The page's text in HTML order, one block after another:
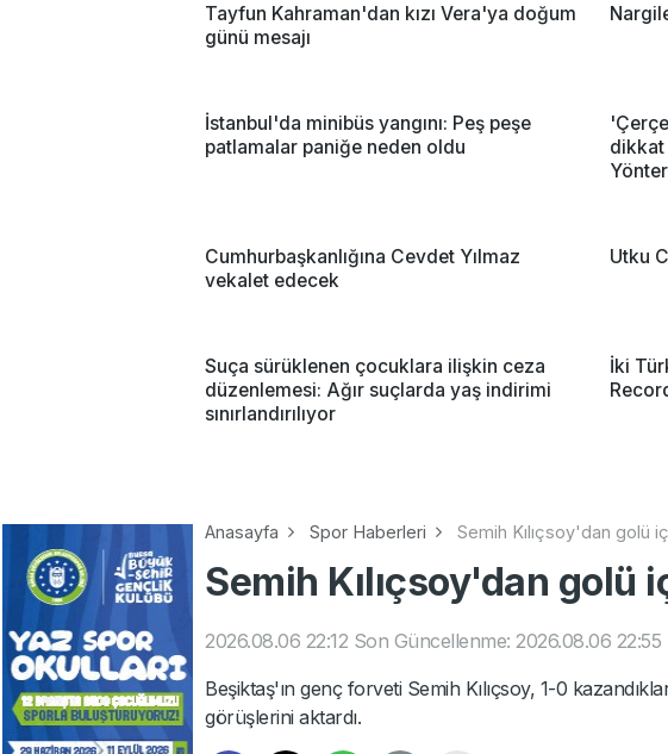
Tayfun Kahraman'dan kızı Vera'ya doğum
günü mesajı
İstanbul'da minibüs yangını: Peş peşe
patlamalar paniğe neden oldu
dikkat
Cumhurbaşkanlığına Cevdet Yılmaz
vekalet edecek
Utku
Suça sürüklenen çocuklara ilişkin ceza
düzenlemesi: Ağır suçlarda yaş indirimi
sınırlandırılıyor
İki
Anasayfa Spor Haberleri Semih Kılıçsoy'dan golü
Semih Kılıçsoy'dan golü
2026.08.06 22:12 Son Güncellenme: 2026.08.06 22:55
Beşiktaş'ın genç forveti Semih Kılıçsoy, 1-0
görüşlerini aktardı.